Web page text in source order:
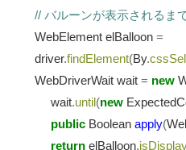
// バルーンが表示されるま
WebElement elBalloon =
driver.findElement(By.
WebDriverWait wait = new
wait.until(new
public Boolean apply(
return elBalloon.